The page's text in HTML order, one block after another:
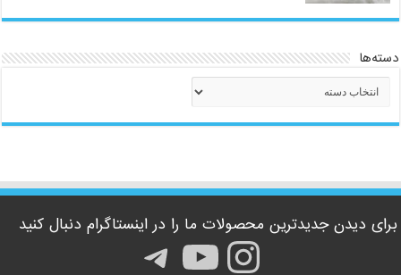
دسته‌ها
دسته‌ها
برای دیدن جدیدترین محصولات ما را در اینستاگرام دنبال کنید
اینستاگرم
یوتیوب
تلگرام